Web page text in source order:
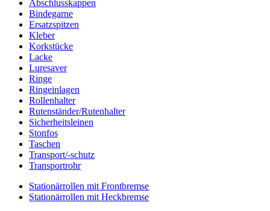
Abschlusskappen
Bindegarne
Ersatzspitzen
Kleber
Korkstücke
Lacke
Luresaver
Ringe
Ringeinlagen
Rollenhalter
Rutenständer/Rutenhalter
Sicherheitsleinen
Stonfos
Taschen
Transport/-schutz
Transportrohr
Stationärrollen mit Frontbremse
Stationärrollen mit Heckbremse